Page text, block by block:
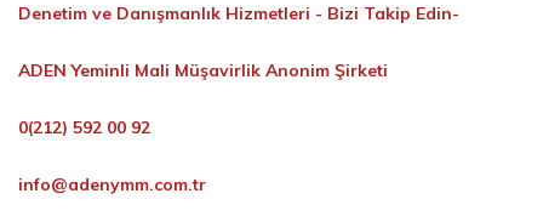
Denetim ve Danışmanlık Hizmetleri - Bizi Takip Edin-
ADEN Yeminli Mali Müşavirlik Anonim Şirketi
0(212) 592 00 92
info@adenymm.com.tr